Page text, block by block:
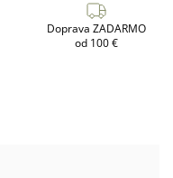
Doprava ZADARMO
od 100 €